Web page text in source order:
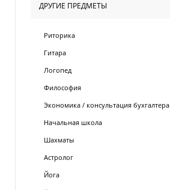
ДРУГИЕ ПРЕДМЕТЫ
Риторика
Гитара
Логопед
Философия
Экономика / консультация бухгалтера
Начальная школа
Шахматы
Астролог
Йога